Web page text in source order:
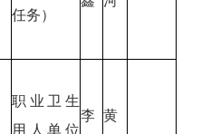
任务）
职业卫生
用人单位
李 黄